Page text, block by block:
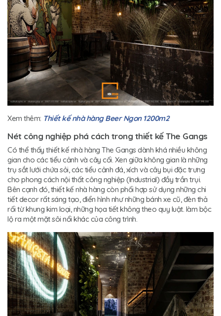
Xem thêm: Thiết kế nhà hàng Beer Ngon 1200m2
Nét công nghiệp phá cách trong thiết kế The Gangs
Có thể thấy thiết kế nhà hàng The Gangs dành khá nhiều không
gian cho các tiểu cảnh và cây cối. Xen giữa không gian là những
trụ sắt lưới chứa sỏi, các tiểu cảnh đá, xích và cây bụi đặc trưng
cho phong cách nội thất công nghiệp (Industrial) đầy trần trụi.
Bên cạnh đó, thiết kế nhà hàng còn phối hợp sử dụng những chi
tiết decor rất sáng tạo, điển hình như những bánh xe cũ, đèn thả
rối từ khung kim loại, những họa tiết không theo quy luật. làm bộc
lộ ra một mặt sôi nổi khác của công trình.